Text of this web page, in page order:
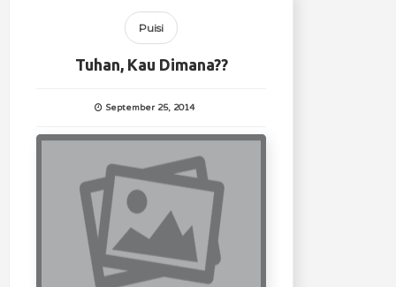
Puisi
Tuhan, Kau Dimana??
September 25, 2014